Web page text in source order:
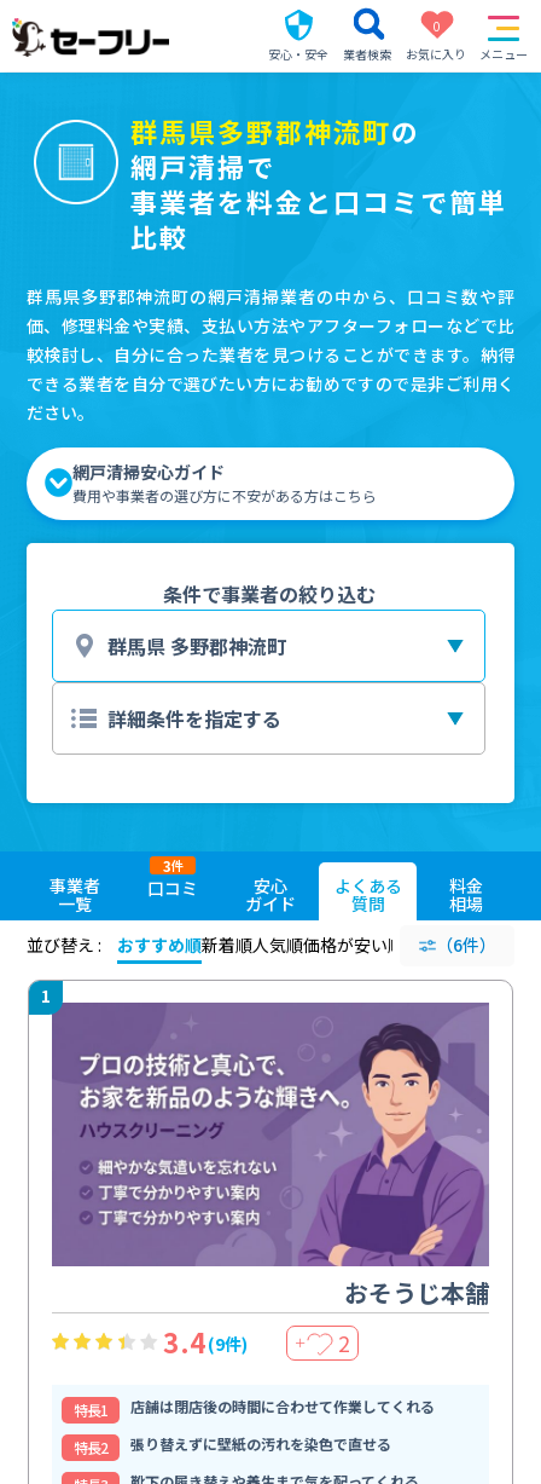
安心・安全 業者検索
0
お気に入り
メニュー
群馬県多野郡神流町の
網戸清掃で
事業者を料金と口コミで簡単
比較
群馬県多野郡神流町の網戸清掃業者の中から、口コミ数や評
価、修理料金や実績、支払い方法やアフターフォローなどで比
較検討し、自分に合った業者を見つけることができます。納得
できる業者を自分で選びたい方にお勧めですので是非ご利用く
ださい。
網戸清掃安心ガイド
費用や事業者の選び方に不安がある方はこちら
条件で事業者の絞り込む
事業者
一覧
口コミ
3件
安心
ガイド
よくある
質問
料金
相場
並び替え :
おすすめ順新着順人気順価格が安い順 評価が高い順
（6件）
1
おそうじ本舗
3.4(9件) ＋ 2
特⻑1
店舗は閉店後の時間に合わせて作業してくれる
特⻑2
張り替えずに壁紙の汚れを染色で直せる